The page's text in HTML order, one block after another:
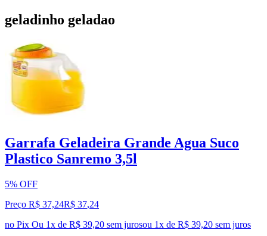
geladinho geladao
Garrafa Geladeira Grande Agua Suco
Plastico Sanremo 3,5l
5% OFF
Preço R$ 37,24R$ 37,24
no Pix Ou 1x de R$ 39,20 sem jurosou 1x de R$ 39,20 sem juros